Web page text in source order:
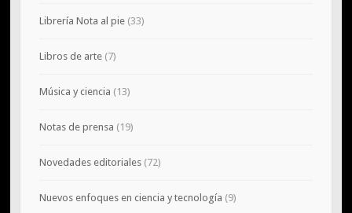
Librería Nota al pie(33)
Libros de arte(7)
Música y ciencia (13)
Notas de prensa (19)
Novedades editoriales(72)
Nuevos enfoques en ciencia y tecnología (9)